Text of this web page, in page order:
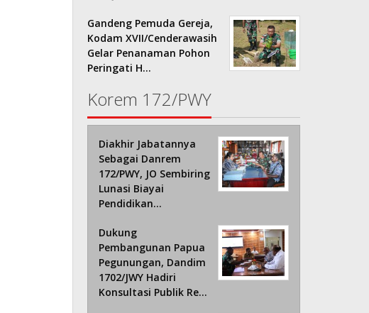
Gandeng Pemuda Gereja,
Kodam XVII/Cenderawasih
Gelar Penanaman Pohon
Peringati H…
Korem 172/PWY
Diakhir Jabatannya
Sebagai Danrem
172/PWY, JO Sembiring
Lunasi Biayai
Pendidikan…
Dukung
Pembangunan Papua
Pegunungan, Dandim
1702/JWY Hadiri
Konsultasi Publik Re…